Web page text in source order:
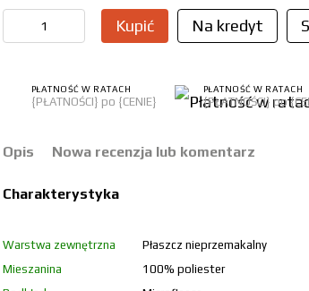
Kupić Na kredyt
PŁATNOŚĆ W RATACH
{PŁATNOŚCI} po {CENIE}
PŁATNOŚĆ W RATACH
{PŁATNOŚCI} po
Opis Nowa recenzja lub komentarz
Charakterystyka
Warstwa zewnętrzna
Płaszcz nieprzemakalny
Mieszanina
100% poliester